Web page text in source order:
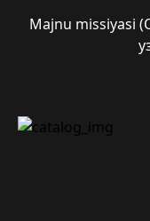
Majnu missiyasi